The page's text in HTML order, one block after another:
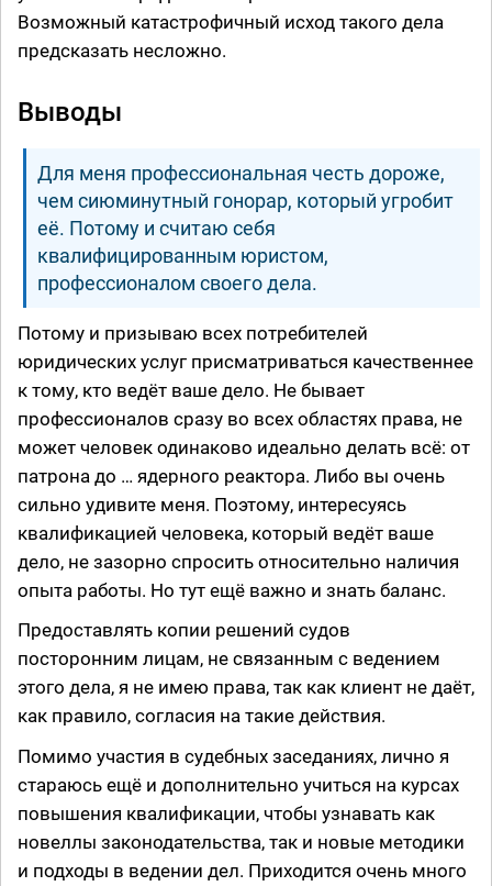
Возможный катастрофичный исход такого дела
предсказать несложно.
Выводы
Для меня профессиональная честь дороже,
чем сиюминутный гонорар, который угробит
её. Потому и считаю себя
квалифицированным юристом,
профессионалом своего дела.
Потому и призываю всех потребителей
юридических услуг присматриваться качественнее
к тому, кто ведёт ваше дело. Не бывает
профессионалов сразу во всех областях права, не
может человек одинаково идеально делать всё: от
патрона до … ядерного реактора. Либо вы очень
сильно удивите меня. Поэтому, интересуясь
квалификацией человека, который ведёт ваше
дело, не зазорно спросить относительно наличия
опыта работы. Но тут ещё важно и знать баланс.
Предоставлять копии решений судов
посторонним лицам, не связанным с ведением
этого дела, я не имею права, так как клиент не даёт,
как правило, согласия на такие действия.
Помимо участия в судебных заседаниях, лично я
стараюсь ещё и дополнительно учиться на курсах
повышения квалификации, чтобы узнавать как
новеллы законодательства, так и новые методики
и подходы в ведении дел. Приходится очень много